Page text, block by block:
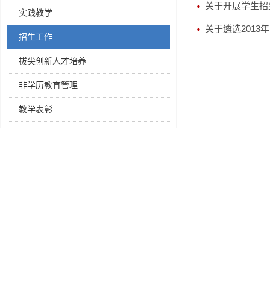
实践教学
招生工作
拔尖创新人才培养
非学历教育管理
教学表彰
关于开展学生
关于遴选2013